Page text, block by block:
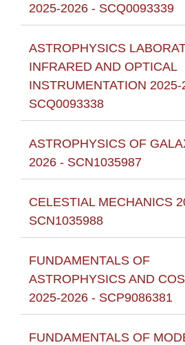
2025-2026 - SCQ0093339
ASTROPHYSICS
INFRARED AND OPTICAL
INSTRUMENTATION 2025-
SCQ0093338
ASTROPHYSICS OF
2026 - SCN1035987
CELESTIAL MECHANICS
SCN1035988
FUNDAMENTALS OF
ASTROPHYSICS AND
2025-2026 - SCP9086381
FUNDAMENTALS OF